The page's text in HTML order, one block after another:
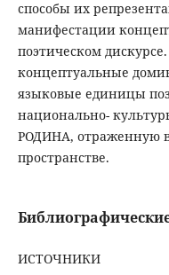
способы их
манифестации
поэтическом
концептуальные
языковые единицы
национально-
РОДИНА, отраженную
пространстве.
ИСТОЧНИКИ